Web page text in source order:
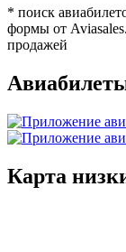
* поиск
формы от
продажей
Карта